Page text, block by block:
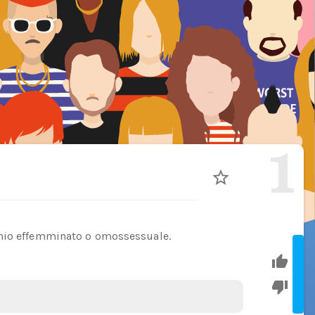
1
effemminato o omossessuale.